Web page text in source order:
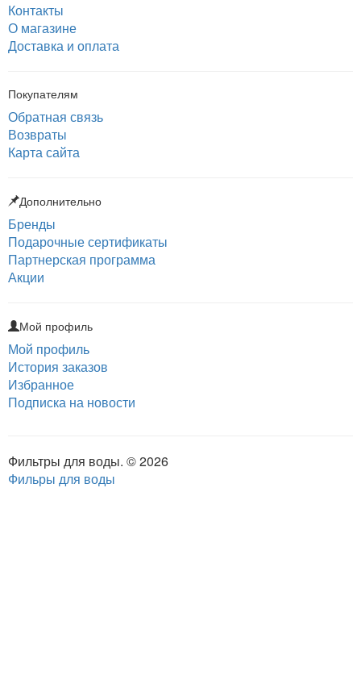
Контакты
О магазине
Доставка и оплата
Покупателям
Обратная связь
Возвраты
Карта сайта
Дополнительно
Бренды
Подарочные сертификаты
Партнерская программа
Акции
Мой профиль
Мой профиль
История заказов
Избранное
Подписка на новости
Фильтры для воды. © 2026
Фильры для воды